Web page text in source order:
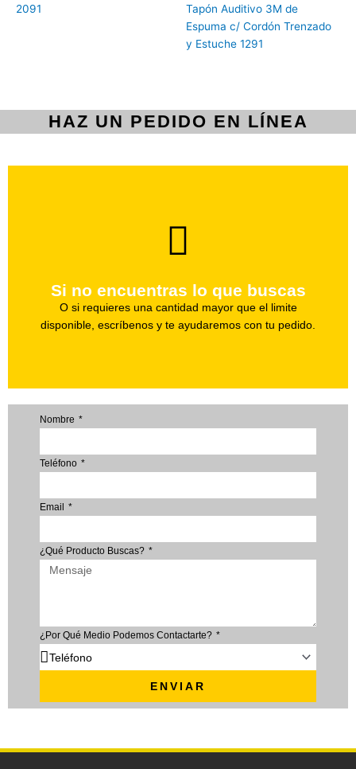
2091
Tapón Auditivo 3M de
Espuma c/ Cordón Trenzado
y Estuche 1291
HAZ UN PEDIDO EN LÍNEA
Si no encuentras lo que buscas
O si requieres una cantidad mayor que el limite
disponible, escríbenos y te ayudaremos con tu pedido.
Haz tu pedido
Nombre
Teléfono
Email
¿Qué Producto Buscas?
¿Por Qué Medio Podemos Contactarte?
ENVIAR